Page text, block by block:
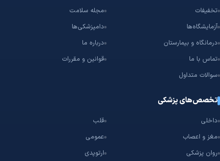
تخفیفات
مجله سلامت
آزمایشگاه‌ها
دامپزشکی‌ها
درمانگاه و بیمارستان
درباره ما
تماس با ما
قوانین و مقررات
سوالات متداول
تخصص‌های پزشکی
داخلی
قلب
مغز و اعصاب
عمومی
روان پزشکی
ارتوپدی